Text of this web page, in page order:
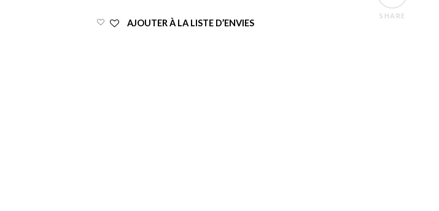
SHARE
AJOUTER À LA LISTE D’ENVIES